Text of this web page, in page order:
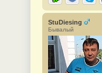
ICQ Сайт
StuDiesing
Бывалый